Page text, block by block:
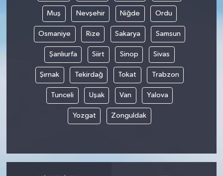
Muş Nevşehir Niğde Ordu
Osmaniye Rize Sakarya Samsun
Şanlıurfa Siirt Sinop Sivas
Şırnak Tekirdağ Tokat Trabzon
Tunceli Uşak Van Yalova
Yozgat Zonguldak